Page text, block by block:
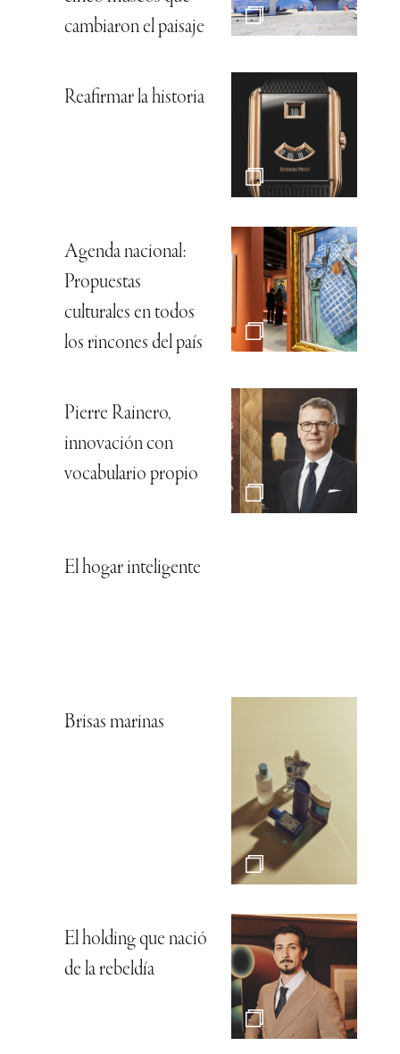
cambiaron el paisaje
Reafirmar la historia
Agenda nacional:
Propuestas
culturales en todos
los rincones del país
Pierre Rainero,
innovación con
vocabulario propio
El hogar inteligente
Brisas marinas
El holding que nació
de la rebeldía